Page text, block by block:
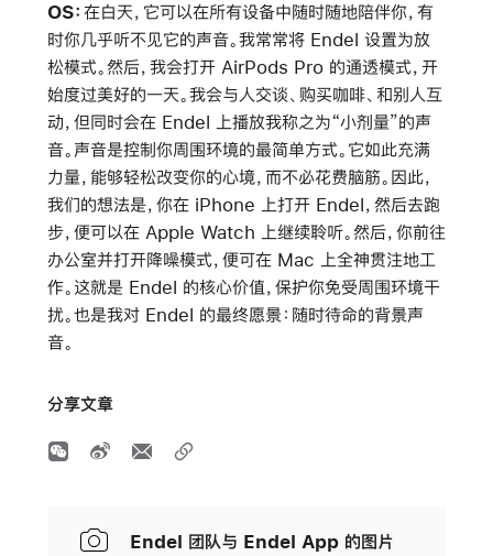
OS： 在白天，它可以在所有设备中随时随地陪伴你，有
时你几乎听不见它的声音。我常常将 Endel 设置为放
松模式。然后，我会打开 AirPods Pro 的通透模式，开
始度过美好的一天。我会与人交谈、购买咖啡、和别人互
动，但同时会在 Endel 上播放我称之为“小剂量”的声
音。声音是控制你周围环境的最简单方式。它如此充满
力量，能够轻松改变你的心境，而不必花费脑筋。因此，
我们的想法是，你在 iPhone 上打开 Endel，然后去跑
步，便可以在 Apple Watch 上继续聆听。然后，你前往
办公室并打开降噪模式，便可在 Mac 上全神贯注地工
作。这就是 Endel 的核心价值，保护你免受周围环境干
扰。也是我对 Endel 的最终愿景：随时待命的背景声
音。
分享文章
Endel 团队与 Endel App 的图片